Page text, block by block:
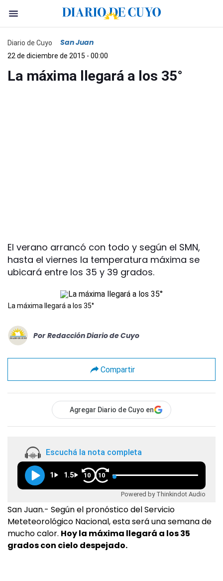
Diario de Cuyo San Juan
22 de diciembre de 2015 - 00:00
La máxima llegará a los 35°
El verano arrancó con todo y según el SMN,
hasta el viernes la temperatura máxima se
ubicará entre los 35 y 39 grados.
La máxima llegará a los 35°
Por Redacción Diario de Cuyo
Compartir
Agregar Diario de Cuyo en
Escuchá la nota completa
1 1.5 10 10
Powered by Thinkindot Audio
San Juan.- Según el pronóstico del Servicio
Meteteorológico Nacional, esta será una semana de
mucho calor. Hoy la máxima llegará a los 35
grados con cielo despejado.